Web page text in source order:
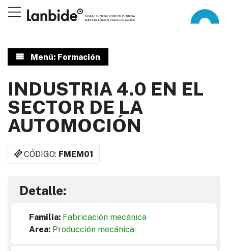
Menú: Formación
INDUSTRIA 4.0 EN EL
SECTOR DE LA
AUTOMOCIÓN
CÓDIGO: FMEM01
Detalle:
Familia: Fabricación mecánica
Area: Producción mecánica